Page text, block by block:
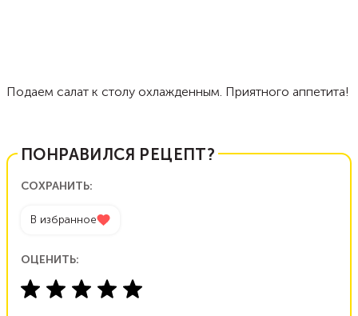
Подаем салат к столу охлажденным. Приятного аппетита!
ПОНРАВИЛСЯ РЕЦЕПТ?
СОХРАНИТЬ:
В избранное
ОЦЕНИТЬ: